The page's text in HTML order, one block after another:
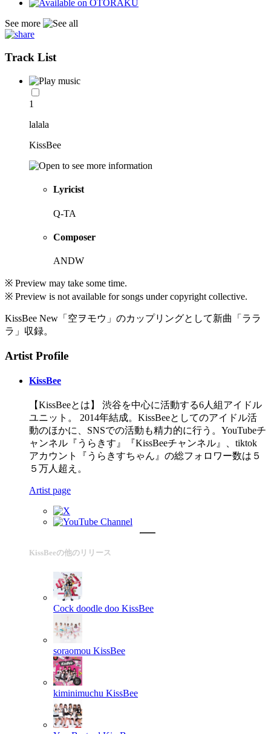
See more
Track List
1
lalala
KissBee
Lyricist
Q-TA
Composer
ANDW
※ Preview may take some time.
※ Preview is not available for songs under copyright collective.
KissBee New「空ヲモウ」のカップリングとして新曲「ララ
ラ」収録。
Artist Profile
KissBee
【KissBeeとは】 渋谷を中心に活動する6人組アイドル
ユニット。 2014年結成。KissBeeとしてのアイドル活
動のほかに、SNSでの活動も精力的に行う。YouTubeチ
ャンネル『うらきす』『KissBeeチャンネル』、tiktok
アカウント『うらきすちゃん』の総フォロワー数は５
５万人超え。
Artist page
KissBeeの他のリリース
Cock doodle doo KissBee
soraomou KissBee
kiminimuchu KissBee